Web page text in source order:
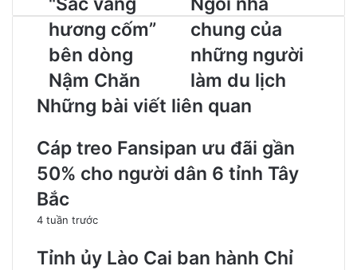
hương cốm”
bên dòng
Nậm Chăn
chung của
những người
làm du lịch
Những bài viết liên quan
Cáp treo Fansipan ưu đãi gần
50% cho người dân 6 tỉnh Tây
Bắc
4 tuần trước
Tỉnh ủy Lào Cai ban hành Chỉ